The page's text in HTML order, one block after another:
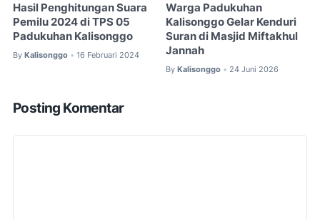
Hasil Penghitungan Suara
Pemilu 2024 di TPS 05
Padukuhan Kalisonggo
By Kalisonggo • 16 Februari 2024
Warga Padukuhan
Kalisonggo Gelar Kenduri
Suran di Masjid Miftakhul
Jannah
By Kalisonggo • 24 Juni 2026
Posting Komentar